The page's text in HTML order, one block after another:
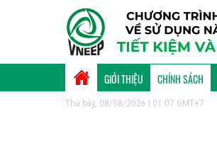
GIỚI THIỆU CHÍNH SÁCH
Thứ bảy, 08/08/2026 | 01:07 GMT+7